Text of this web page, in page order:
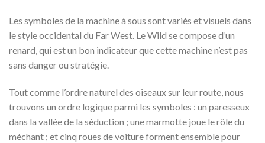
Les symboles de la machine à sous sont variés et visuels dans
le style occidental du Far West. Le Wild se compose d’un
renard, qui est un bon indicateur que cette machine n’est pas
sans danger ou stratégie.
Tout comme l’ordre naturel des oiseaux sur leur route, nous
trouvons un ordre logique parmi les symboles : un paresseux
dans la vallée de la séduction ; une marmotte joue le rôle du
méchant ; et cinq roues de voiture forment ensemble pour